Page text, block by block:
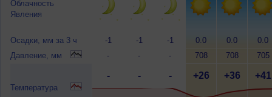
Облачность
Явления
Осадки, мм за 3 ч
Давление, мм
Температура
-1
-
-
-1
-
-
-1
-
-
0.0
708
+26
0.0
708
+36
0.0
705
+41